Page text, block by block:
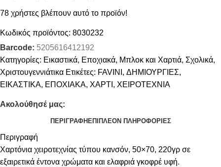
78 χρήστες βλέπουν αυτό το προϊόν!
Κωδικός προϊόντος: 8030232
Barcode: 5205616412192
Κατηγορίες: Εικαστικά, Εποχιακά, Μπλοκ και Χαρτιά, Σχολικά,
Χριστουγεννιάτικα Ετικέτες: FAVINI , ΔΗΜΙΟΥΡΓΙΕΣ,
ΕΙΚΑΣΤΙΚΑ, ΕΠΟΧΙΑΚΑ, ΧΑΡΤΙ , ΧΕΙΡΟΤΕΧΝΙΑ
Ακολούθησέ μας:
ΠΕΡΙΓΡΑΦΉΕΠΙΠΛΈΟΝ ΠΛΗΡΟΦΟΡΊΕΣ
Περιγραφή
Χαρτόνια χειροτεχνίας τύπου κανσόν, 50×70, 220γρ σε
εξαιρετικά έντονα χρώματα και ελαφριά γκοφρέ υφή.